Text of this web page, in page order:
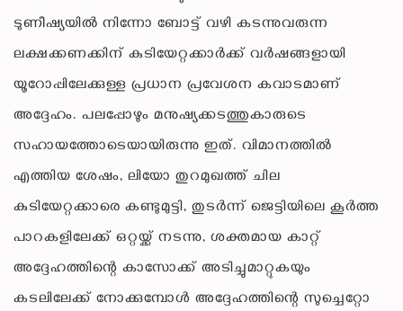
ടുണീഷ്യയിൽ നിന്നോ ബോട്ട് വഴി കടന്നുവരുന്ന
ലക്ഷക്കണക്കിന് കുടിയേറ്റക്കാർക്ക് വർഷങ്ങളായി
യൂറോപ്പിലേക്കുള്ള പ്രധാന പ്രവേശന കവാടമാണ്
അദ്ദേഹം. പലപ്പോഴും മനുഷ്യക്കടത്തുകാരുടെ
സഹായത്തോടെയായിരുന്നു ഇത്. വിമാനത്തിൽ
എത്തിയ ശേഷം, ലിയോ തുറമുഖത്ത് ചില
കുടിയേറ്റക്കാരെ കണ്ടുമുട്ടി, തുടർന്ന് ജെട്ടിയിലെ കൂർത്ത
പാറകളിലേക്ക് ഒറ്റയ്ക്ക് നടന്നു, ശക്തമായ കാറ്റ്
അദ്ദേഹത്തിന്റെ കാസോക്ക് അടിച്ചുമാറ്റുകയും
കടലിലേക്ക് നോക്കുമ്പോൾ അദ്ദേഹത്തിന്റെ സുച്ചെറ്റോ